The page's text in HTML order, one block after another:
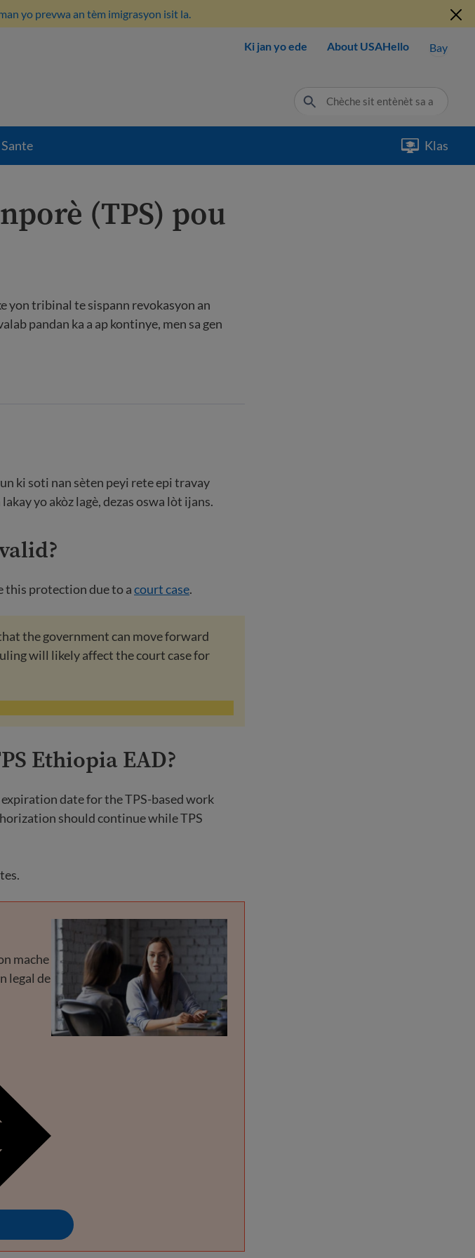
yo prevwa an tèm imigrasyon isit la.
Ki jan yo ede About USAHello Bay
Sante Klas
(TPS) pou
yon tribinal te sispann revokasyon an
pandan ka a ap kontinye, men sa gen
ki soti nan sèten peyi rete epi travay
yo akòz lagè, dezas oswa lòt ijans.
this protection due to acourt case.
the government can move forward
will likely affect the court case for
Ethiopia EAD?
expiration date for the TPS-based work
should continue while TPS
mache
legal de